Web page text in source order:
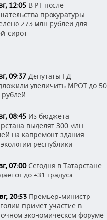
12:05 В РТ после
прокуратуры
273 млн рублей для
сирот
09:37 Депутаты ГД
увеличить МРОТ до 50
08:45 Из бюджета
выделят 300 млн
на капремонт здания
республики
07:00Сегодня в Татарстане
до +31 градуса
20:53 Премьер-министр
примет участие в
экономическом форуме